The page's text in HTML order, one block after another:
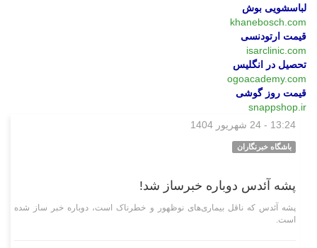
لباسشویی بوش
khanebosch.com
قیمت ارتودنسی
isarclinic.com
تحصیل در انگلیس
ogoacademy.com
قیمت روز گوشی
snappshop.ir
13:24 - 24 شهریور 1404
باشگاه خبرنگاران
پشه آئدس دوباره خبرساز شد!
پشه آئدس که ناقل بیماری‌های نوظهور و خطرناک است، دوباره خبر ساز شده
است.